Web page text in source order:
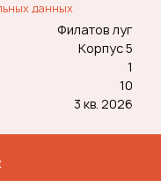
данных
Филатов луг
Корпус 5
1
10
3 кв. 2026